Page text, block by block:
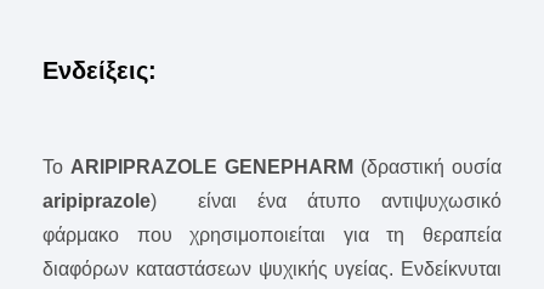
Ενδείξεις:
Το ARIPIPRAZOLE GENEPHARM (δραστική ουσία
aripiprazole) είναι ένα άτυπο αντιψυχωσικό
φάρμακο που χρησιμοποιείται για τη θεραπεία
διαφόρων καταστάσεων ψυχικής υγείας. Eνδείκνυται